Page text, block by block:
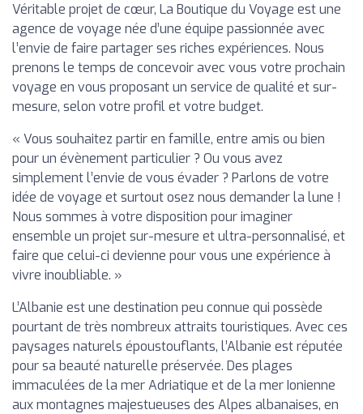
Véritable projet de cœur, La Boutique du Voyage est une
agence de voyage née d’une équipe passionnée avec
l’envie de faire partager ses riches expériences. Nous
prenons le temps de concevoir avec vous votre prochain
voyage en vous proposant un service de qualité et sur-
mesure, selon votre profil et votre budget.
« Vous souhaitez partir en famille, entre amis ou bien
pour un évènement particulier ? Ou vous avez
simplement l’envie de vous évader ? Parlons de votre
idée de voyage et surtout osez nous demander la lune !
Nous sommes à votre disposition pour imaginer
ensemble un projet sur-mesure et ultra-personnalisé, et
faire que celui-ci devienne pour vous une expérience à
vivre inoubliable. »
L’Albanie est une destination peu connue qui possède
pourtant de très nombreux attraits touristiques. Avec ces
paysages naturels époustouflants, l’Albanie est réputée
pour sa beauté naturelle préservée. Des plages
immaculées de la mer Adriatique et de la mer Ionienne
aux montagnes majestueuses des Alpes albanaises, en